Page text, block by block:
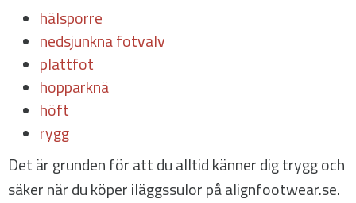
hälsporre
nedsjunkna fotvalv
plattfot
hopparknä
höft
rygg
Det är grunden för att du alltid känner dig trygg och
säker när du köper iläggssulor på alignfootwear.se.